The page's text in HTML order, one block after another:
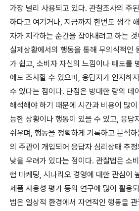
가장 널리 사용되고 있다. 관찰조사의 주
하다고 여기거나, 지금까지 한번도 생각
자가 지각하는 순간을 잡아내려고 하는
실제상황에서의 행동을 통해 무의식적인
가 쉽고, 소비자 자신의 느낌이나 태도를
에도 조사할 수 있으며, 응답자가 인지하
수 있다는 점이다. 단점은 방대한 량의 데
해석해야 하기 때문에 시간과 비용이 많
능한 상황이나 행동이 있을 수 있고, 응답
쉬우며, 행동을 정확하게 기록하고 분석
의 주관이 개입되어 응답자 심리상태 추정
낮을 우려가 있다는 점이다. 관찰법은 소
험 마케팅, 시나리오 경영에 대한 관심이
제품 사용성 평가 등의 연구에 많이 활용
법은 일상적 환경에서 자연적인 행동을